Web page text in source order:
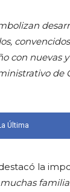
con nuevas
de
Última
la